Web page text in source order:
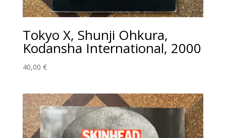
Tokyo X, Shunji Ohkura,
Kodansha International, 2000
40,00 €